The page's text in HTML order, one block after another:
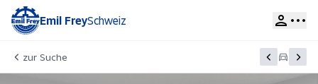
Emil FreySchweiz
zur Suche